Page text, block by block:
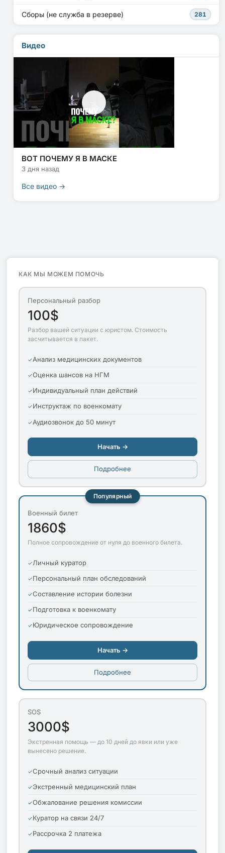
Сборы (не служба в резерве) 281
Видео
ВОТ ПОЧЕМУ Я В МАСКЕ
3 дня назад
Все видео →
КАК МЫ МОЖЕМ ПОМОЧЬ
Персональный разбор
100$
Разбор вашей ситуации с юристом. Стоимость
засчитывается в пакет.
Анализ медицинских документов
Оценка шансов на НГМ
Индивидуальный план действий
Инструктаж по военкомату
Аудиозвонок до 50 минут
Начать →
Подробнее
Популярный
Военный билет
1860$
Полное сопровождение от нуля до военного билета.
Личный куратор
Персональный план обследований
Составление истории болезни
Подготовка к военкомату
Юридическое сопровождение
Начать →
Подробнее
SOS
3000$
Экстренная помощь — до 10 дней до явки или уже
вынесено решение.
Срочный анализ ситуации
Экстренный медицинский план
Обжалование решения комиссии
Куратор на связи 24/7
Рассрочка 2 платежа